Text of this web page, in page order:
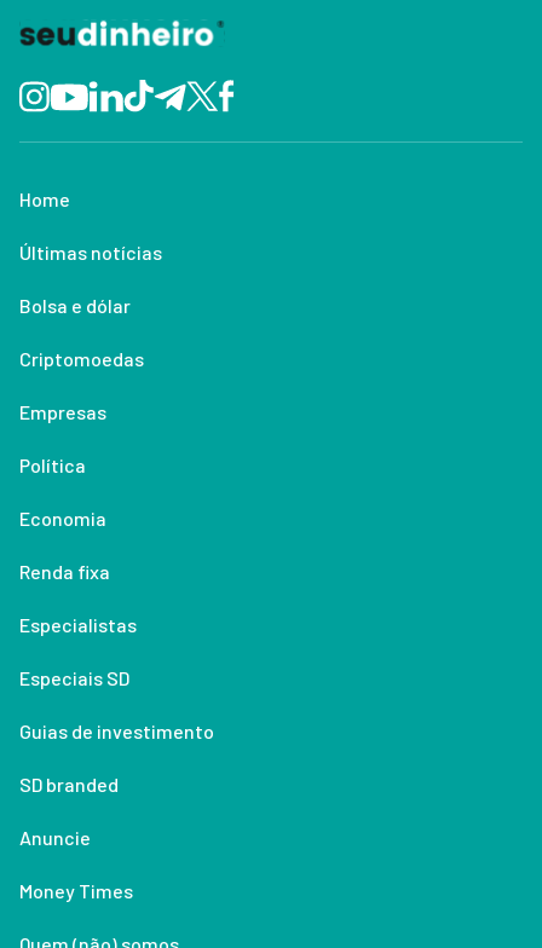
Home
Últimas notícias
Bolsa e dólar
Criptomoedas
Empresas
Política
Economia
Renda fixa
Especialistas
Especiais SD
Guias de investimento
SD branded
Anuncie
Money Times